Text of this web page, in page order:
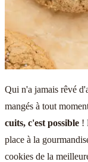
Qui n'a jamais rêvé
mangés à tout
cuits, c'est possible !
place à la
cookies de la